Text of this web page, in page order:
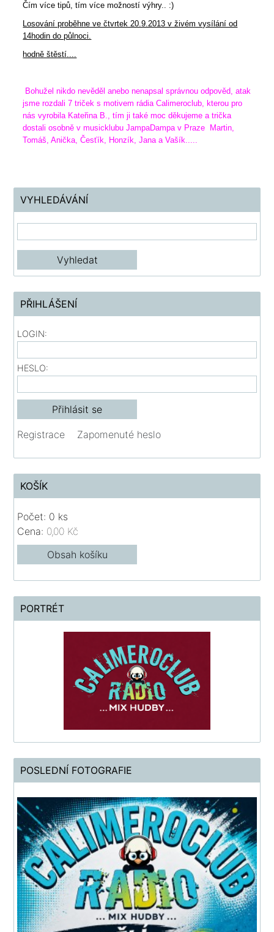
Čím více tipů, tím více možností výhry.. :)
Losování proběhne ve čtvrtek 20.9.2013 v živém vysílání od
14hodin do půlnoci.
hodně štěstí....
Bohužel nikdo nevěděl anebo nenapsal správnou odpověd, atak
jsme rozdali 7 triček s motivem rádia Calimeroclub, kterou pro
nás vyrobila Kateřina B., tím ji také moc děkujeme a trička
dostali osobně v musicklubu JampaDampa v Praze Martin,
Tomáš, Anička, Česťík, Honzík, Jana a Vašík.....
VYHLEDÁVÁNÍ
PŘIHLÁŠENÍ
LOGIN:
HESLO:
Registrace Zapomenuté heslo
KOŠÍK
Počet: 0 ks
Cena: 0,00 Kč
Obsah košíku
PORTRÉT
POSLEDNÍ FOTOGRAFIE